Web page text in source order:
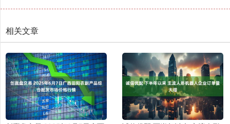
相关文章